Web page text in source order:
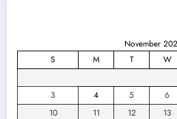
November
S
M T W
3
4 5 6
10
11 12 13